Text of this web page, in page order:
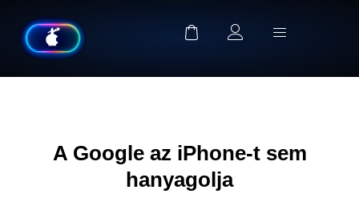
A Google az iPhone-t sem
hanyagolja